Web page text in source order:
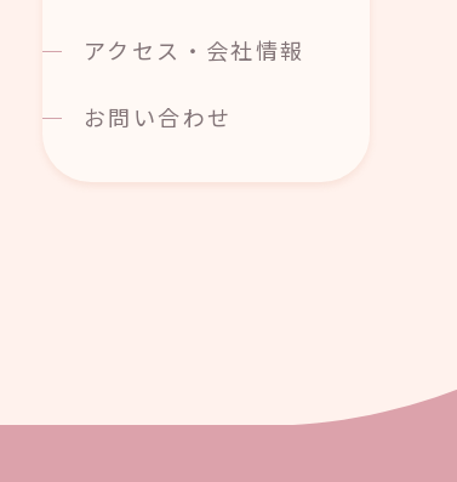
アクセス・会社情報
お問い合わせ